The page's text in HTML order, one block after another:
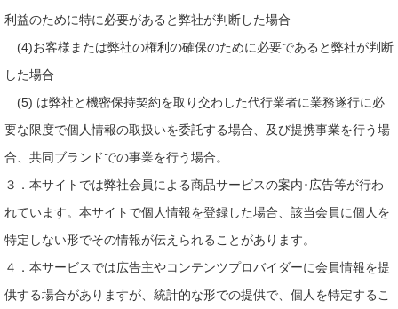
利益のために特に必要があると弊社が判断した場合
(4)お客様または弊社の権利の確保のために必要であると弊社が判断
した場合
(5) は弊社と機密保持契約を取り交わした代行業者に業務遂行に必
要な限度で個人情報の取扱いを委託する場合、及び提携事業を行う場
合、共同ブランドでの事業を行う場合。
３．本サイトでは弊社会員による商品サービスの案内･広告等が行わ
れています。本サイトで個人情報を登録した場合、該当会員に個人を
特定しない形でその情報が伝えられることがあります。
４．本サービスでは広告主やコンテンツプロバイダーに会員情報を提
供する場合がありますが、統計的な形での提供で、個人を特定するこ